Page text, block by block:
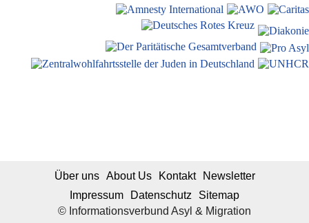
© Informationsverbund Asyl & Migration
Über uns About Us Kontakt
Newsletter
Impressum
Datenschutz Sitemap